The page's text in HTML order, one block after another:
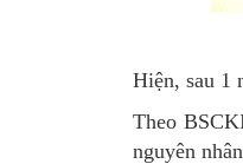
Hiện, sau 1
Theo
nguyên